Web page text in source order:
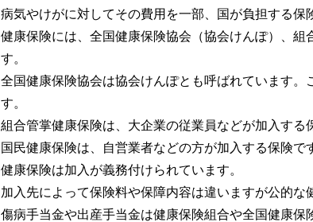
病気やけがに対してその費用を一部、国が負担する保
健康保険には、全国健康保険協会（協会けんぽ）、組
す。
全国健康保険協会は協会けんぽとも呼ばれています
す。
組合管掌健康保険は、大企業の従業員などが加入する
国民健康保険は、自営業者などの方が加入する保険で
健康保険は加入が義務付けられています。
加入先によって保険料や保障内容は違いますが公的な
傷病手当金や出産手当金は健康保険組合や全国健康保